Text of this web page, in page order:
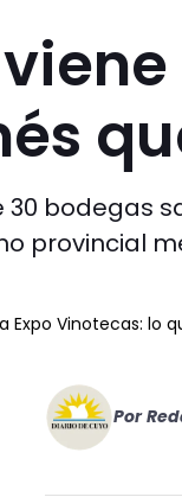
30 bodegas
provincial
Expo Vinotecas: lo
Por